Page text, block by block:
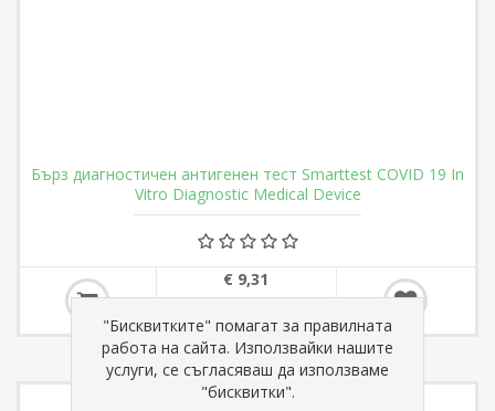
Бърз диагностичен антигенен тест Smarttest COVID 19 In
Vitro Diagnostic Medical Device
€ 9,31
"Бисквитките" помагат за правилната
работа на сайта. Използвайки нашите
услуги, се съгласяваш да използваме
"бисквитки".